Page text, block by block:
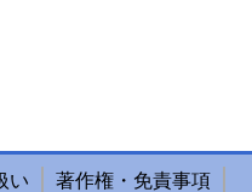
い
著作権・免責事項